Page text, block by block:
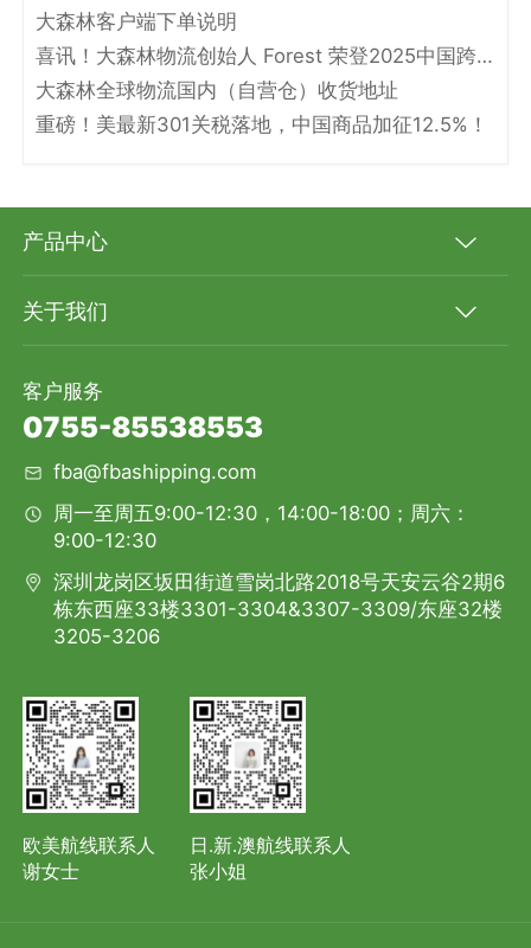
大森林客户端下单说明
喜讯！大森林物流创始人 Forest 荣登2025中国跨境电商物流名人堂！
大森林全球物流国内（自营仓）收货地址
重磅！美最新301关税落地，中国商品加征12.5%！
产品中心
关于我们
客户服务
0755-85538553
fba@fbashipping.com
周一至周五9:00-12:30，14:00-18:00；周六：
9:00-12:30
深圳龙岗区坂田街道雪岗北路2018号天安云谷2期6
栋东西座33楼3301-3304&3307-3309/东座32楼
3205-3206
欧美航线联系人
谢女士
日.新.澳航线联系人
张小姐